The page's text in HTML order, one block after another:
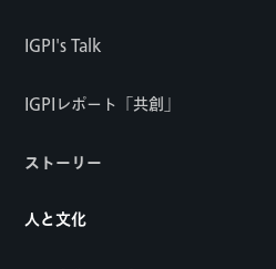
IGPI's Talk
IGPIレポート「共創」
ストーリー
人と文化